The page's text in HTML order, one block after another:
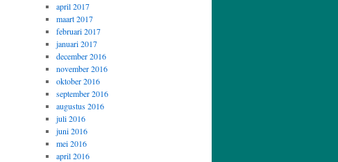
april 2017
maart 2017
februari 2017
januari 2017
december 2016
november 2016
oktober 2016
september 2016
augustus 2016
juli 2016
juni 2016
mei 2016
april 2016